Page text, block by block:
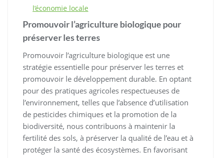
l’économie locale
Promouvoir l’agriculture biologique pour
préserver les terres
Promouvoir l’agriculture biologique est une
stratégie essentielle pour préserver les terres et
promouvoir le développement durable. En optant
pour des pratiques agricoles respectueuses de
l’environnement, telles que l’absence d’utilisation
de pesticides chimiques et la promotion de la
biodiversité, nous contribuons à maintenir la
fertilité des sols, à préserver la qualité de l’eau et à
protéger la santé des écosystèmes. En favorisant